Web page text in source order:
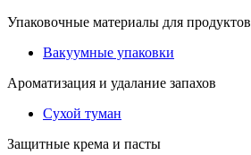
Упаковочные материалы для продуктов
Вакуумные упаковки
Ароматизация и удалание запахов
Сухой туман
Защитные крема и пасты